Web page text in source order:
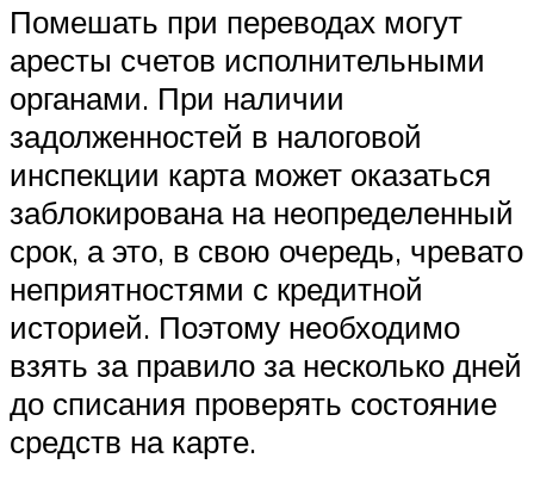
Помешать при переводах могут
аресты счетов исполнительными
органами. При наличии
задолженностей в налоговой
инспекции карта может оказаться
заблокирована на неопределенный
срок, а это, в свою очередь, чревато
неприятностями с кредитной
историей. Поэтому необходимо
взять за правило за несколько дней
до списания проверять состояние
средств на карте.